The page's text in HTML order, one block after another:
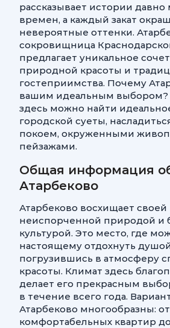
рассказывает истории
времен, а каждый закат
невероятные оттенки.
сокровищница
предлагает уникальное
природной красоты и
гостеприимства. Почему
вашим идеальным выбором?
здесь можно найти
городской суеты,
покоем, окруженными
пейзажами.
Общая информация
Атарбеково
Атарбеково восхищает своей
неиспорченной природой и
культурой. Это место, где
настоящему отдохнуть
погрузившись в атмосферу
красоты. Климат здесь
делает его прекрасным
в течение всего года.
Атарбеково многообразны: от
комфортабельных квартир